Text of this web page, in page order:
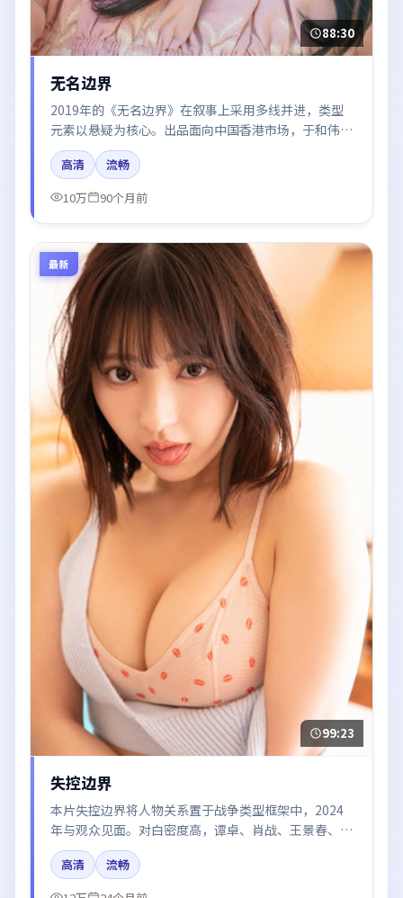
88:30
无名边界
2019年的《无名边界》在叙事上采用多线并进，类型
元素以悬疑为核心。出品面向中国香港市场，于和伟、
河正宇、张子枫、黄渤、易烊千玺所饰角色推动关键反
转，结尾留白引发讨论。
高清
流畅
10万
90个月前
最新
99:23
失控边界
本片失控边界将人物关系置于战争类型框架中，2024
年与观众见面。对白密度高，谭卓、肖战、王景春、雷
佳音的台词节奏值得关注；整体气质偏英国都市与冷色
调摄影。
高清
流畅